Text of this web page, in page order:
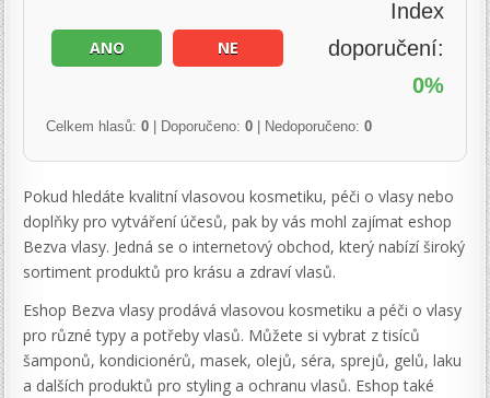
ANO NE
Index
doporučení:
0%
Celkem hlasů:0 | Doporučeno:0 | Nedoporučeno:0
Pokud hledáte kvalitní vlasovou kosmetiku, péči o vlasy nebo
doplňky pro vytváření účesů, pak by vás mohl zajímat eshop
Bezva vlasy. Jedná se o internetový obchod, který nabízí široký
sortiment produktů pro krásu a zdraví vlasů.
Eshop Bezva vlasy prodává vlasovou kosmetiku a péči o vlasy
pro různé typy a potřeby vlasů. Můžete si vybrat z tisíců
šamponů, kondicionérů, masek, olejů, séra, sprejů, gelů, laku
a dalších produktů pro styling a ochranu vlasů. Eshop také